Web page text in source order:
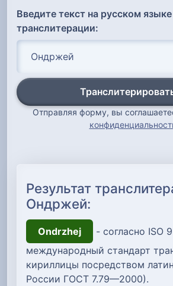
Введите текст на русском
транслитерации:
Отправляя форму, вы
Результат
Ондржей:
Ondrzhej
- согласно ISO
международный стандарт
кириллицы посредством
России ГОСТ 7.79—2000).